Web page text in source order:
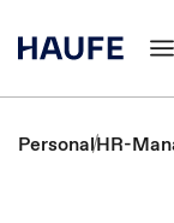
PersonalHR-